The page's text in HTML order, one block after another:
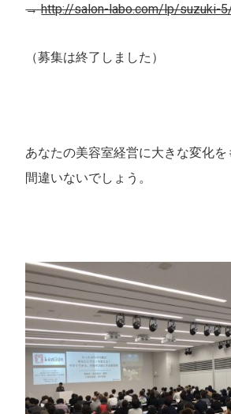
→http://salon-labo.com/lp/suzuki-
（募集は終了しました）
あなたの美容室経営に大きな変化
間違いないでしょう。